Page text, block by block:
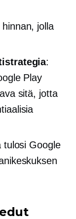
jolla
:
Play
sitä, jotta
tulosi Google